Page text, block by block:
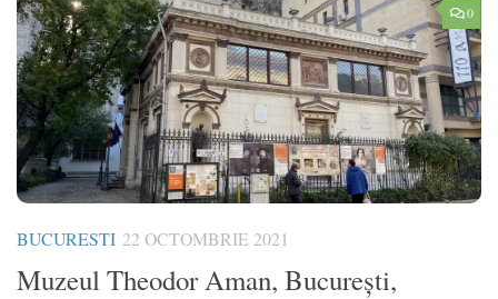
0
BUCURESTI 22 OCTOMBRIE 2021
Muzeul Theodor Aman, București,